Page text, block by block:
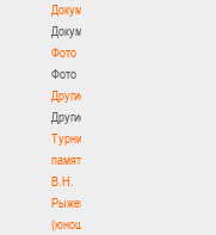
Документы
Документы
Фото
Фото
Другие
Другие
Турнир
памяти
В.Н.
Рыженкова
(юноши)